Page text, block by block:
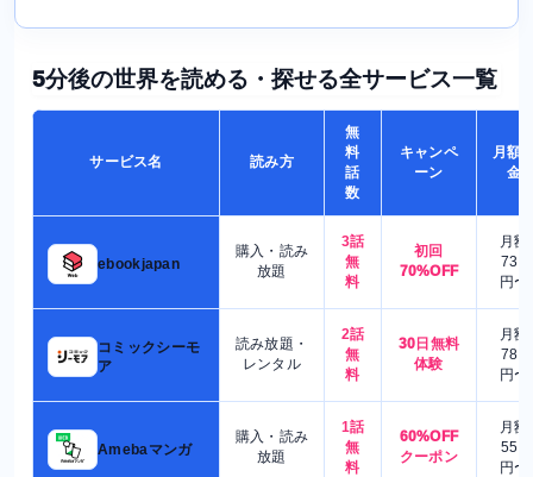
5分後の世界を読める・探せる全サービス一覧
サービス名 読み方
無
料
話
数
キャンペ
ーン
月額
金
ebookjapan
購入・読み
放題
3話
無
料
初回
70%OFF
月額
730
円〜
コミックシーモ
ア
読み放題・
レンタル
2話
無
料
30日無料
体験
月額
780
円〜
Amebaマンガ
購入・読み
放題
1話
無
料
60%OFF
クーポン
月額
550
円〜